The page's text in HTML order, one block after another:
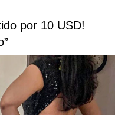
por 10 USD!